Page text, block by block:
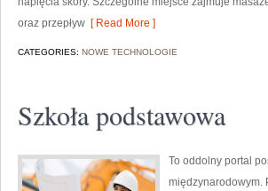
oraz przepływ [ Read More ]
CATEGORIES: NOWE TECHNOLOGIE
Szkoła podstawowa
To oddolny portal
międzynarodowym.